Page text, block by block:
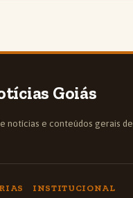
Goiás
notícias e conteúdos gerais
INSTITUCIONAL